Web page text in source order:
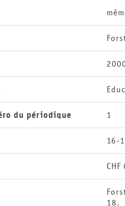
du périodique 1
16-
CHF
18.